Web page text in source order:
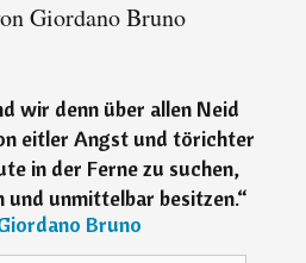
Giordano Bruno
wir denn über allen Neid
eitler Angst und törichter
in der Ferne zu suchen,
und unmittelbar besitzen.“
Bruno